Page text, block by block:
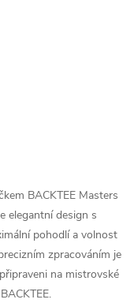
BACKTEE Masters
elegantní design s
pohodlí a volnost
zpracováním je
na mistrovské